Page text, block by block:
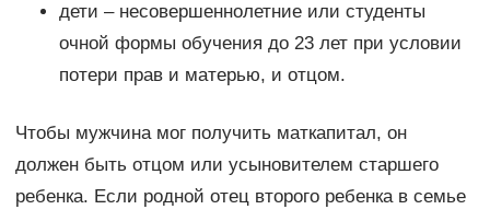
дети – несовершеннолетние или студенты
очной формы обучения до 23 лет при условии
потери прав и матерью, и отцом.
Чтобы мужчина мог получить маткапитал, он
должен быть отцом или усыновителем старшего
ребенка. Если родной отец второго ребенка в семье